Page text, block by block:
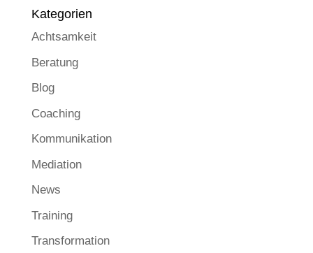
Kategorien
Achtsamkeit
Beratung
Blog
Coaching
Kommunikation
Mediation
News
Training
Transformation